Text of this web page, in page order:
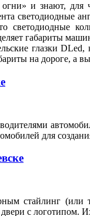
и знают,
светодиодные
светодиодные
габариты
глазки
на дороге,
для
стайлинг
с логотипом.